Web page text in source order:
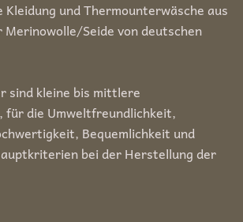
Kleidung und Thermounterwäsche aus
Seide von deutschen
sind kleine bis mittlere
für die Umweltfreundlichkeit,
Bequemlichkeit und
bei der Herstellung der